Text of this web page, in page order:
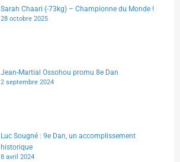
Sarah Chaari (-73kg) – Championne du Monde !
28 octobre 2025
Jean-Martial Ossohou promu 8e Dan
2 septembre 2024
Luc Sougné : 9e Dan, un accomplissement
historique
8 avril 2024